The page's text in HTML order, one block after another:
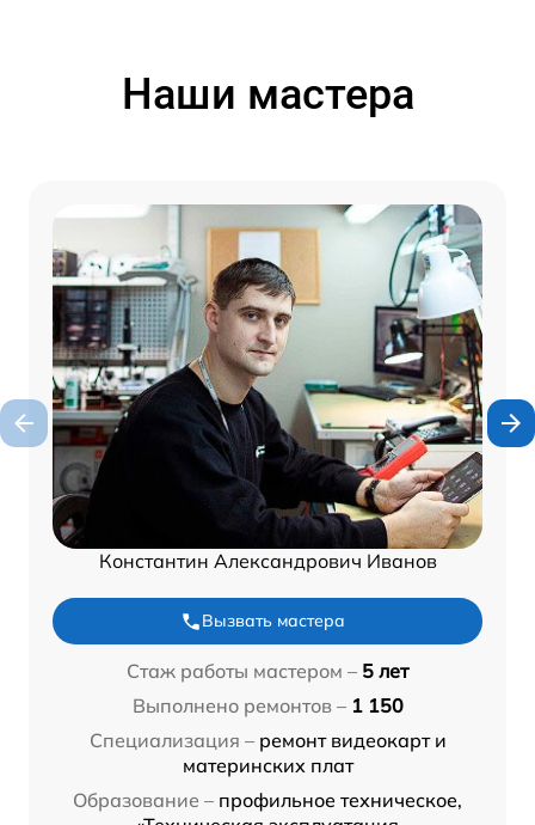
Наши мастера
Константин Александрович Иванов
Вызвать мастера
Стаж работы мастером – 5 лет
Выполнено ремонтов – 1 150
Специализация – ремонт видеокарт и
материнских плат
Образование – профильное техническое,